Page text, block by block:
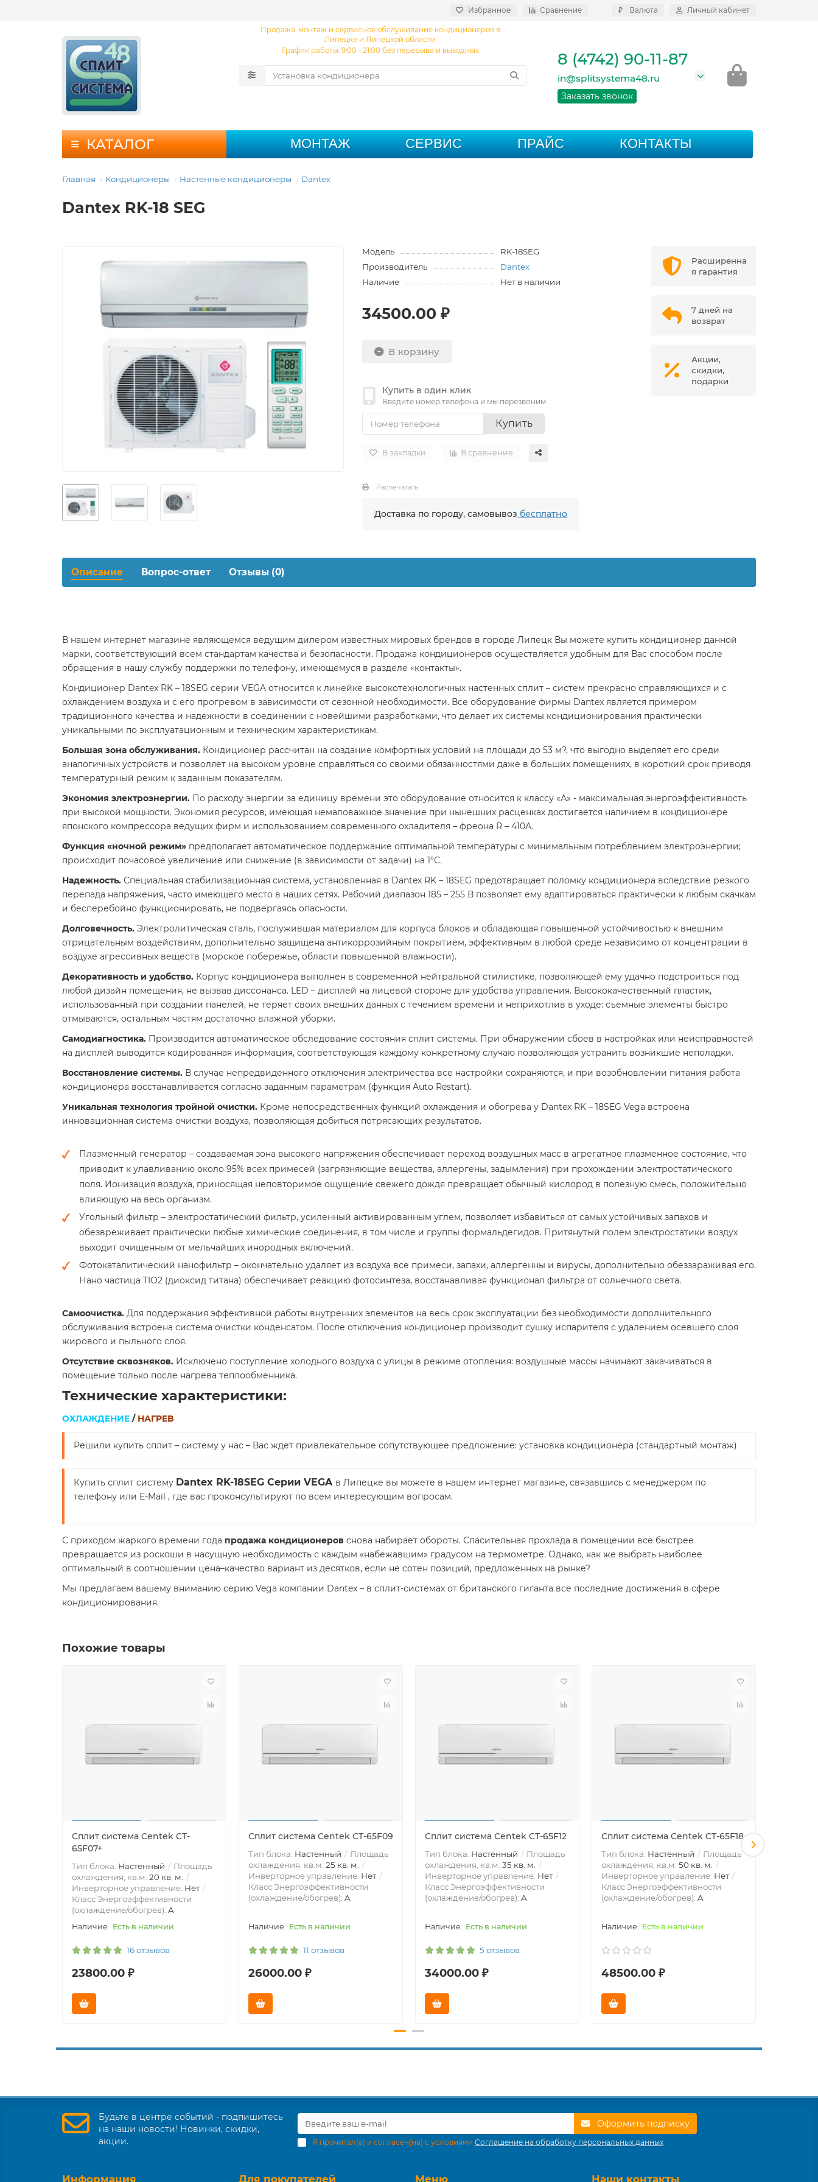
Избранное Сравнение ₽ Валюта Личный кабинет
Продажа, монтаж и сервисное обслуживание кондиционеров в
Липецке и Липецкой области
График работы: 9:00 - 21:00 без перерыва и выходных
8 (4742) 90-11-87
in@splitsystema48.ru
Заказать звонок
КАТАЛОГ МОНТАЖ СЕРВИС ПРАЙС КОНТАКТЫ
Главная Кондиционеры Настенные кондиционеры Dantex
Dantex RK-18 SEG
Модель
RK-18SEG
Производитель
Dantex
Наличие
Нет в наличии
34500.00 ₽
В корзину
Купить в один клик
Введите номер телефона и мы перезвоним
Купить
В закладки В сравнение
Распечатать
Доставка по городу, самовывоз бесплатно
Расширенна
я гарантия
7 дней на
возврат
Акции,
скидки,
подарки
Описание Вопрос-ответ Отзывы (0)
В нашем интернет магазине являющемся ведущим дилером известных мировых брендов в городе Липецк Вы можете купить кондиционер данной
марки, соответствующий всем стандартам качества и безопасности. Продажа кондиционеров осуществляется удобным для Вас способом после
обращения в нашу службу поддержки по телефону, имеющемуся в разделе «контакты».
Кондиционер Dantex RK – 18SEG серии VEGA относится к линейке высокотехнологичных настенных сплит – систем прекрасно справляющихся и с
охлаждением воздуха и с его прогревом в зависимости от сезонной необходимости. Все оборудование фирмы Dantex является примером
традиционного качества и надежности в соединении с новейшими разработками, что делает их системы кондиционирования практически
уникальными по эксплуатационным и техническим характеристикам.
Большая зона обслуживания. Кондиционер рассчитан на создание комфортных условий на площади до 53 м?, что выгодно выделяет его среди
аналогичных устройств и позволяет на высоком уровне справляться со своими обязанностями даже в больших помещениях, в короткий срок приводя
температурный режим к заданным показателям.
Экономия электроэнергии. По расходу энергии за единицу времени это оборудование относится к классу «А» - максимальная энергоэффективность
при высокой мощности. Экономия ресурсов, имеющая немаловажное значение при нынешних расценках достигается наличием в кондиционере
японского компрессора ведущих фирм и использованием современного охладителя – фреона R – 410А.
Функция «ночной режим» предполагает автоматическое поддержание оптимальной температуры с минимальным потреблением электроэнергии;
происходит почасовое увеличение или снижение (в зависимости от задачи) на 1°С.
Надежность. Специальная стабилизационная система, установленная в Dantex RK – 18SEG предотвращает поломку кондиционера вследствие резкого
перепада напряжения, часто имеющего место в наших сетях. Рабочий диапазон 185 – 255 В позволяет ему адаптироваться практически к любым скачкам
и бесперебойно функционировать, не подвергаясь опасности.
Долговечность. Электролитическая сталь, послужившая материалом для корпуса блоков и обладающая повышенной устойчивостью к внешним
отрицательным воздействиям, дополнительно защищена антикоррозийным покрытием, эффективным в любой среде независимо от концентрации в
воздухе агрессивных веществ (морское побережье, области повышенной влажности).
Декоративность и удобство. Корпус кондиционера выполнен в современной нейтральной стилистике, позволяющей ему удачно подстроиться под
любой дизайн помещения, не вызвав диссонанса. LED – дисплей на лицевой стороне для удобства управления. Высококачественный пластик,
использованный при создании панелей, не теряет своих внешних данных с течением времени и неприхотлив в уходе: съемные элементы быстро
отмываются, остальным частям достаточно влажной уборки.
Самодиагностика. Производится автоматическое обследование состояния сплит системы. При обнаружении сбоев в настройках или неисправностей
на дисплей выводится кодированная информация, соответствующая каждому конкретному случаю позволяющая устранить возникшие неполадки.
Восстановление системы. В случае непредвиденного отключения электричества все настройки сохраняются, и при возобновлении питания работа
кондиционера восстанавливается согласно заданным параметрам (функция Auto Restart).
Уникальная технология тройной очистки. Кроме непосредственных функций охлаждения и обогрева у Dantex RK – 18SEG Vega встроена
инновационная система очистки воздуха, позволяющая добиться потрясающих результатов.
Плазменный генератор – создаваемая зона высокого напряжения обеспечивает переход воздушных масс в агрегатное плазменное состояние, что
приводит к улавливанию около 95% всех примесей (загрязняющие вещества, аллергены, задымления) при прохождении электростатического
поля. Ионизация воздуха, приносящая неповторимое ощущение свежего дождя превращает обычный кислород в полезную смесь, положительно
влияющую на весь организм.
Угольный фильтр – электростатический фильтр, усиленный активированным углем, позволяет избавиться от самых устойчивых запахов и
обезвреживает практически любые химические соединения, в том числе и группы формальдегидов. Притянутый полем электростатики воздух
выходит очищенным от мельчайших инородных включений.
Фотокаталитический нанофильтр – окончательно удаляет из воздуха все примеси, запахи, аллергенны и вирусы, дополнительно обеззараживая его.
Нано частица TIO2 (диоксид титана) обеспечивает реакцию фотосинтеза, восстанавливая функционал фильтра от солнечного света.
Самоочистка. Для поддержания эффективной работы внутренних элементов на весь срок эксплуатации без необходимости дополнительного
обслуживания встроена система очистки конденсатом. После отключения кондиционер производит сушку испарителя с удалением осевшего слоя
жирового и пыльного слоя.
Отсутствие сквозняков. Исключено поступление холодного воздуха с улицы в режиме отопления: воздушные массы начинают закачиваться в
помещение только после нагрева теплообменника.
Технические характеристики:
ОХЛАЖДЕНИЕ / НАГРЕВ
Решили купить сплит – систему у нас – Вас ждет привлекательное сопутствующее предложение: установка кондиционера (стандартный монтаж)
Купить сплит систему Dantex RK-18SEG Серии VEGA в Липецке вы можете в нашем интернет магазине, связавшись с менеджером по
телефону или E-Mail , где вас проконсультируют по всем интересующим вопросам.
С приходом жаркого времени года продажа кондиционеров снова набирает обороты. Спасительная прохлада в помещении всё быстрее
превращается из роскоши в насущную необходимость с каждым «набежавшим» градусом на термометре. Однако, как же выбрать наиболее
оптимальный в соотношении цена–качество вариант из десятков, если не сотен позиций, предложенных на рынке?
Мы предлагаем вашему вниманию серию Vega компании Dantex – в сплит-системах от британского гиганта все последние достижения в сфере
кондиционирования.
Похожие товары
Сплит система Centek CT-
65F07+
Тип блока: Настенный
Площадь
охлаждения, кв.м: 20 кв. м.
Инверторное управление: Нет
Класс Энергоэффективности
(охлаждение/обогрев): A
Есть в наличии
16 отзывов
23800.00 ₽
Сплит система Centek CT-65F09
Тип блока: Настенный
Площадь
охлаждения, кв.м: 25 кв. м.
Инверторное управление: Нет
Класс Энергоэффективности
(охлаждение/обогрев): A
Есть в наличии
11 отзывов
26000.00 ₽
Сплит система Centek CT-65F12
Тип блока: Настенный
Площадь
охлаждения, кв.м: 35 кв. м.
Инверторное управление: Нет
Класс Энергоэффективности
(охлаждение/обогрев): A
Есть в наличии
5 отзывов
34000.00 ₽
Сплит система Centek CT-65F18
Тип блока: Настенный
Площадь
охлаждения, кв.м: 50 кв. м.
Инверторное управление: Нет
Класс Энергоэффективности
(охлаждение/обогрев): A
Есть в наличии
48500.00 ₽
Будьте в центре событий - подпишитесь
на наши новости! Новинки, скидки,
акции.
Оформить подписку
Я прочитал(а) и согласен(на) с условиями Соглашение на обработку персональных данных
Информация Для покупателей Меню Наши контакты